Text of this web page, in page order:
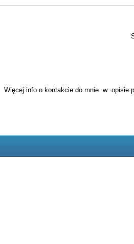
Więcej info o kontakcie do mnie w opisie